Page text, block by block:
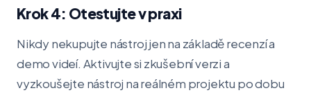
Krok 4: Otestujte v praxi
Nikdy nekupujte nástroj jen na základě recenzí a
demo videí. Aktivujte si zkušební verzi a
vyzkoušejte nástroj na reálném projektu po dobu